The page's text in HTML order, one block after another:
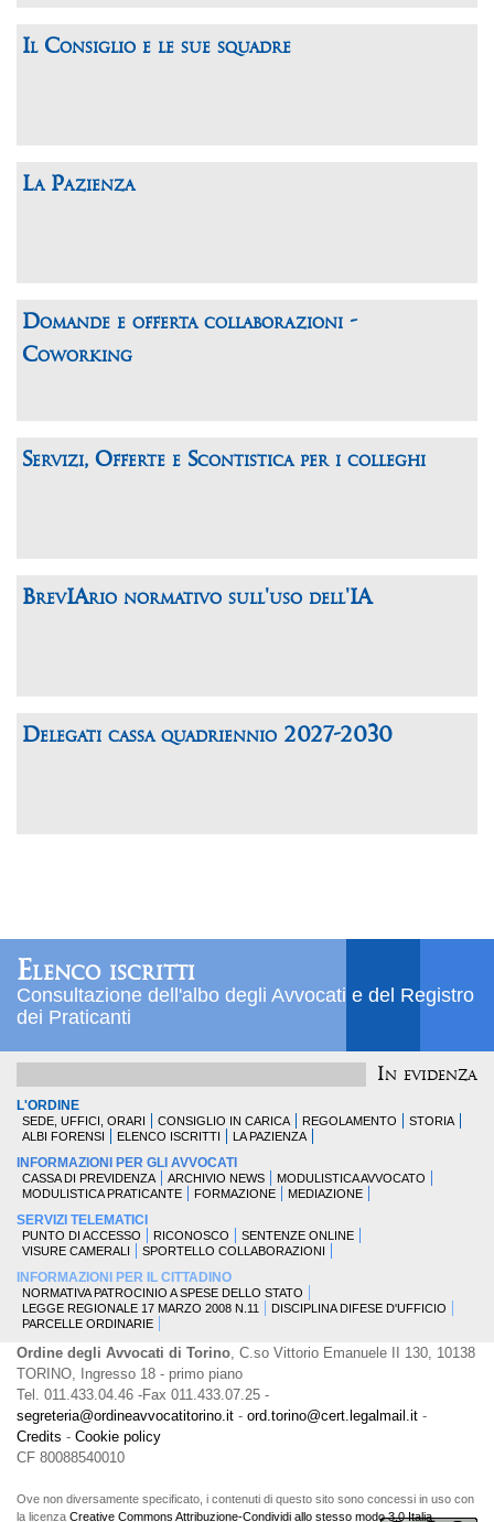
Il Consiglio e le sue squadre
La Pazienza
Domande e offerta collaborazioni -
Coworking
Servizi, Offerte e Scontistica per i colleghi
BrevIArio normativo sull'uso dell'IA
Delegati cassa quadriennio 2027-2030
Elenco iscritti
Consultazione dell'albo degli Avvocati e del Registro
dei Praticanti
In evidenza
L'ORDINE
SEDE, UFFICI, ORARI CONSIGLIO IN CARICA REGOLAMENTO
STORIA
ALBI FORENSI
ELENCO ISCRITTI LA PAZIENZA
INFORMAZIONI PER GLI AVVOCATI
CASSA DI PREVIDENZA ARCHIVIO NEWS
MODULISTICA AVVOCATO
MODULISTICA PRATICANTE
FORMAZIONE MEDIAZIONE
SERVIZI TELEMATICI
PUNTO DI ACCESSO RICONOSCO
SENTENZE ONLINE
VISURE CAMERALI
SPORTELLO COLLABORAZIONI
INFORMAZIONI PER IL CITTADINO
NORMATIVA PATROCINIO A SPESE DELLO STATO
LEGGE REGIONALE 17 MARZO 2008 N.11
DISCIPLINA DIFESE D'UFFICIO
PARCELLE ORDINARIE
Ordine degli Avvocati di Torino, C.so Vittorio Emanuele II 130, 10138
TORINO, Ingresso 18 - primo piano
Tel. 011.433.04.46 -Fax 011.433.07.25 -
segreteria@ordineavvocatitorino.it - ord.torino@cert.legalmail.it -
Credits - Cookie policy
CF 80088540010
Ove non diversamente specificato, i contenuti di questo sito sono concessi in uso con
la licenza Creative Commons Attribuzione-Condividi allo stesso modo 3.0 Italia.